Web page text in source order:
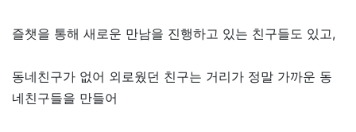
즐챗을 통해 새로운 만남을 진행하고 있는 친구들도 있고,
동네친구가 없어 외로웠던 친구는 거리가 정말 가까운 동
네친구들을 만들어